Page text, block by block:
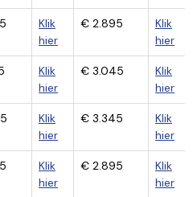
Klik
hier
€ 2.895
Klik
hier
Klik
hier
€ 3.045
Klik
hier
Klik
hier
€ 3.345
Klik
hier
Klik
hier
€ 2.895
Klik
hier